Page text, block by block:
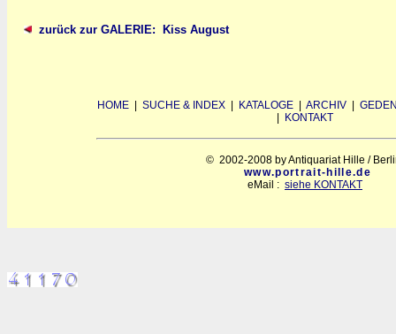
zurück zur GALERIE: Kiss August
HOME SUCHE & INDEX KATALOGE ARCHIV
KONTAKT
© 2002-2008 by Antiquariat Hille /
www.portrait-hille.de
eMail : siehe KONTAKT